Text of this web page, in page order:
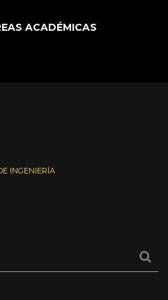
ACADÉMICAS
INGENIERÍA